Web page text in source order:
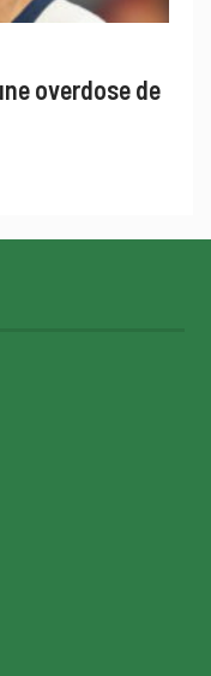
overdose de